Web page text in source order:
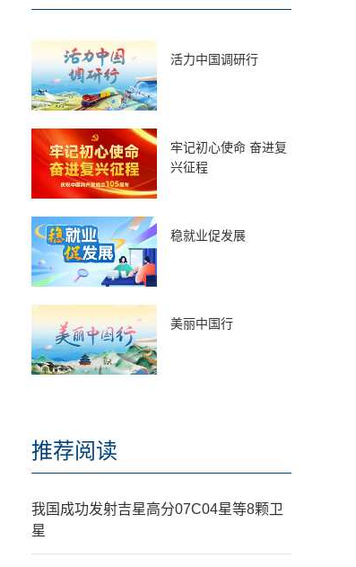
活力中国调研行
牢记初心使命 奋进复
兴征程
稳就业促发展
美丽中国行
推荐阅读
我国成功发射吉星高分07C04星等8颗卫
星